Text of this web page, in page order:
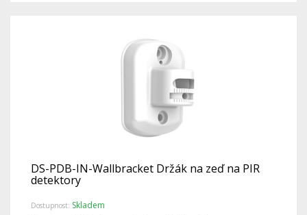
DS-PDB-IN-Wallbracket Držák na zeď na PIR
detektory
Dostupnost: Skladem